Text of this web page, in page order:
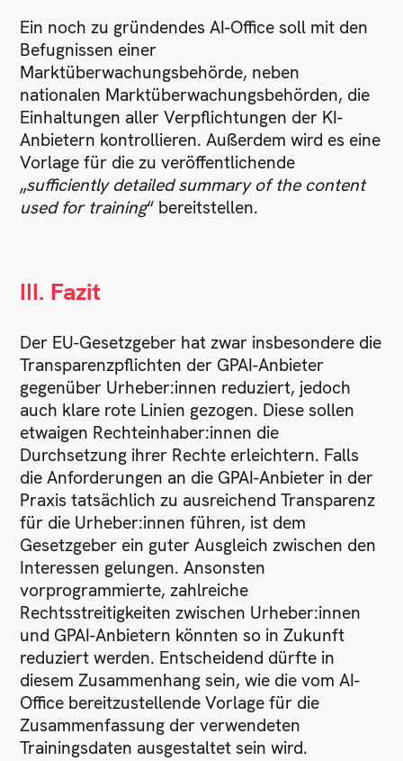
Ein noch zu gründendes AI-Office soll mit den
Befugnissen einer
Marktüberwachungsbehörde, neben
nationalen Marktüberwachungsbehörden, die
Einhaltungen aller Verpflichtungen der KI-
Anbietern kontrollieren. Außerdem wird es eine
Vorlage für die zu veröffentlichende
„sufficiently detailed summary of the content
used for training“ bereitstellen.
III. Fazit
Der EU-Gesetzgeber hat zwar insbesondere die
Transparenzpflichten der GPAI-Anbieter
gegenüber Urheber:innen reduziert, jedoch
auch klare rote Linien gezogen. Diese sollen
etwaigen Rechteinhaber:innen die
Durchsetzung ihrer Rechte erleichtern. Falls
die Anforderungen an die GPAI-Anbieter in der
Praxis tatsächlich zu ausreichend Transparenz
für die Urheber:innen führen, ist dem
Gesetzgeber ein guter Ausgleich zwischen den
Interessen gelungen. Ansonsten
vorprogrammierte, zahlreiche
Rechtsstreitigkeiten zwischen Urheber:innen
und GPAI-Anbietern könnten so in Zukunft
reduziert werden. Entscheidend dürfte in
diesem Zusammenhang sein, wie die vom AI-
Office bereitzustellende Vorlage für die
Zusammenfassung der verwendeten
Trainingsdaten ausgestaltet sein wird.